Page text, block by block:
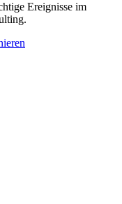
Ereignisse im